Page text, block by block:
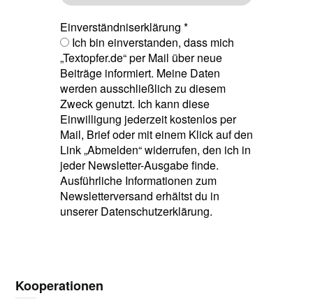
Einverständniserklärung *
Ich bin einverstanden, dass mich
„Textopfer.de“ per Mail über neue
Beiträge informiert. Meine Daten
werden ausschließlich zu diesem
Zweck genutzt. Ich kann diese
Einwilligung jederzeit kostenlos per
Mail, Brief oder mit einem Klick auf den
Link „Abmelden“ widerrufen, den ich in
jeder Newsletter-Ausgabe finde.
Ausführliche Informationen zum
Newsletterversand erhältst du in
unserer Datenschutzerklärung.
Kooperationen